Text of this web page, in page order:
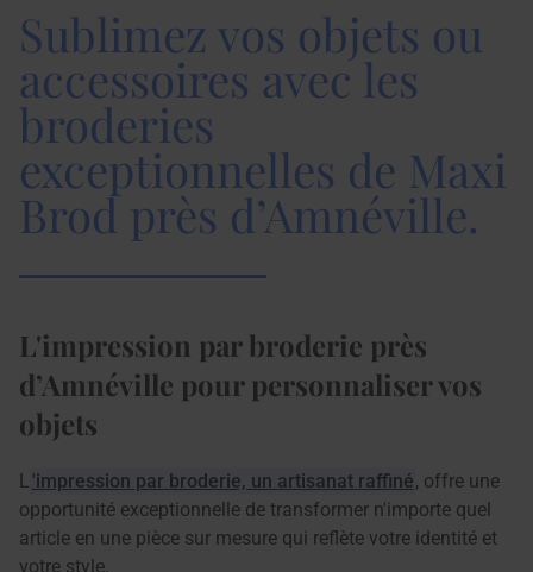
Sublimez vos objets ou
accessoires avec les
broderies
exceptionnelles de Maxi
Brod près d’Amnéville.
L'impression par broderie près
d’Amnéville pour personnaliser vos
objets
L 'impression par broderie, un artisanat raffiné, offre une
opportunité exceptionnelle de transformer n'importe quel
article en une pièce sur mesure qui reflète votre identité et
votre style.